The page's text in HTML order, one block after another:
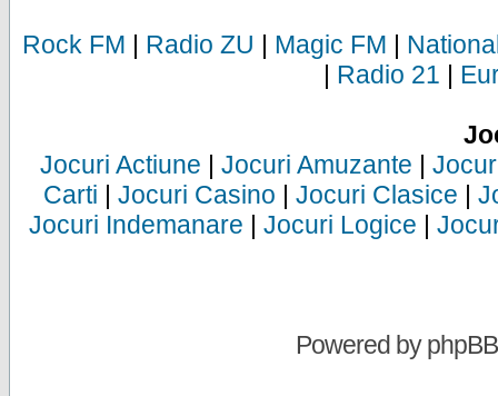
Rock FM | Radio ZU | Magic FM |
| Radio 21 |
Jocuri Actiune | Jocuri Amuzante |
Carti | Jocuri Casino | Jocuri Clasice |
Jocuri Indemanare | Jocuri Logice |
Powered byphpBB